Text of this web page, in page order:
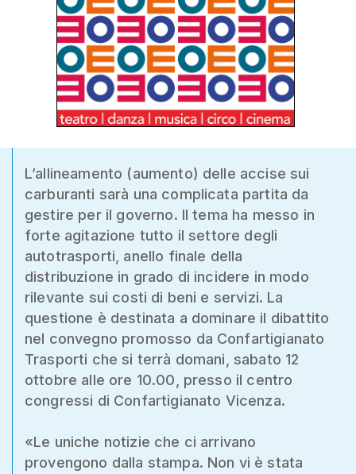
L’allineamento (aumento) delle accise sui
carburanti sarà una complicata partita da
gestire per il governo. Il tema ha messo in
forte agitazione tutto il settore degli
autotrasporti, anello finale della
distribuzione in grado di incidere in modo
rilevante sui costi di beni e servizi. La
questione è destinata a dominare il dibattito
nel convegno promosso da Confartigianato
Trasporti che si terrà domani, sabato 12
ottobre alle ore 10.00, presso il centro
congressi di Confartigianato Vicenza.
«Le uniche notizie che ci arrivano
provengono dalla stampa. Non vi è stata